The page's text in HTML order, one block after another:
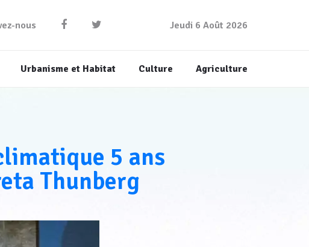
nous Jeudi 6 Août 2026
Urbanisme et Habitat Culture Agriculture
5 ans
Thunberg